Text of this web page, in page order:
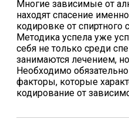
Многие зависимые от
находят спасение
кодировке от
Методика успела уже
себя не только среди
занимаются лечением,
Необходимо
факторы, которые
кодирование от